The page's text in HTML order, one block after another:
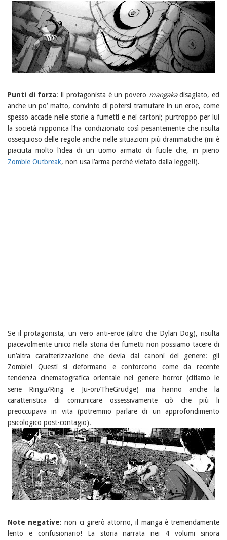
Punti di forza: il protagonista è un povero mangakadisagiato, ed
anche un po’ matto, convinto di potersi tramutare in un eroe, come
spesso accade nelle storie a fumetti e nei cartoni; purtroppo per lui
la società nipponica l’ha condizionato così pesantemente che risulta
ossequioso delle regole anche nelle situazioni più drammatiche (mi è
piaciuta molto l’idea di un uomo armato di fucile che, in pieno
Zombie Outbreak, non usa l’arma perché vietato dalla legge!!).
Se il protagonista, un vero anti-eroe (altro che Dylan Dog), risulta
piacevolmente unico nella storia dei fumetti non possiamo tacere di
un’altra caratterizzazione che devia dai canoni del genere: gli
Zombie! Questi si deformano e contorcono come da recente
tendenza cinematografica orientale nel genere horror (citiamo le
serie Ringu/Ring e Ju-on/TheGrudge) ma hanno anche la
caratteristica di comunicare ossessivamente ciò che più li
preoccupava in vita (potremmo parlare di un approfondimento
psicologico post-contagio).
Note negative: non ci girerò attorno, il manga è tremendamente
lento e confusionario! La storia narrata nei 4 volumi sinora